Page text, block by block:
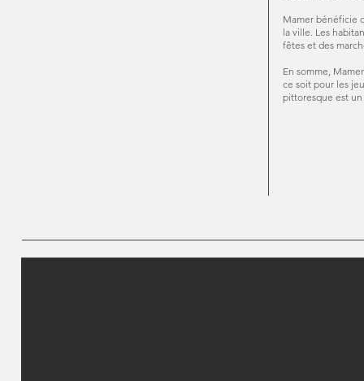
Mamer bénéficie
la ville. Les
fêtes et des
En somme,
ce soit pour les
pittoresque est